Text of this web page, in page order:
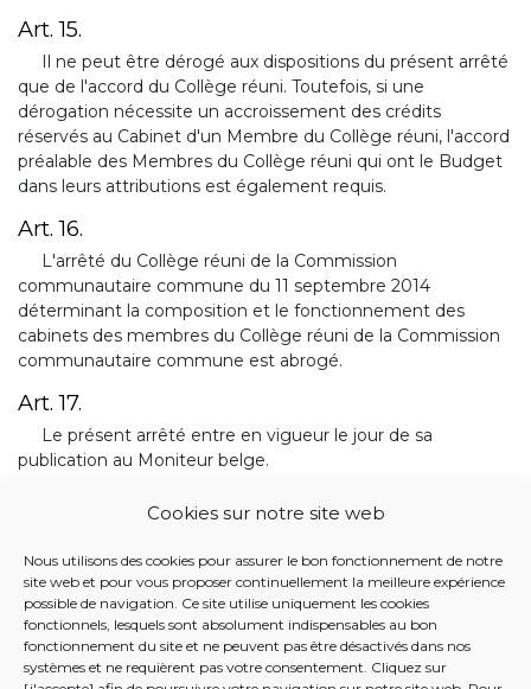
Cookies sur notre site web
Nous utilisons des cookies pour assurer le bon fonctionnement de notre
site web et pour vous proposer continuellement la meilleure expérience
possible de navigation. Ce site utilise uniquement les cookies
fonctionnels, lesquels sont absolument indispensables au bon
fonctionnement du site et ne peuvent pas être désactivés dans nos
systèmes et ne requièrent pas votre consentement. Cliquez sur
Art. 15.
Il ne peut être dérogé aux dispositions du présent arrêté
que de l'accord du Collège réuni. Toutefois, si une
dérogation nécessite un accroissement des crédits
réservés au Cabinet d'un Membre du Collège réuni, l'accord
préalable des Membres du Collège réuni qui ont le Budget
dans leurs attributions est également requis.
Art. 16.
L'arrêté du Collège réuni de la Commission
communautaire commune du 11 septembre 2014
déterminant la composition et le fonctionnement des
cabinets des membres du Collège réuni de la Commission
communautaire commune est abrogé.
Art. 17.
Le présent arrêté entre en vigueur le jour de sa
publication au Moniteur belge.
BANQUE DE DONNÉES JUSTEL
21 MAI 2026. - Arrêté du Collège réuni de la Commission
communautaire commune déterminant la composition
et le fonctionnement des cabinets et des membres du
Collège réuni de la Commission communautaire
commune